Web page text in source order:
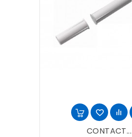
CONTACT...